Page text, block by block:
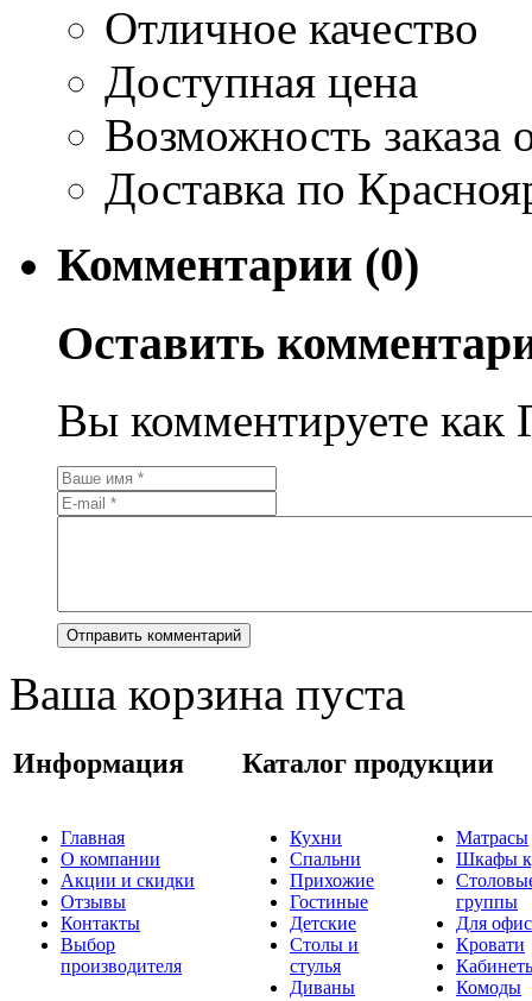
Отличное качество
Доступная цена
Возможность заказа
Доставка по
Комментарии (0)
Оставить
Вы комментируете как
Ваша корзина пуста
Информация Каталог продукции
Главная
О компании
Акции и скидки
Отзывы
Контакты
Выбор
производителя
Кухни
Спальни
Прихожие
Гостиные
Детские
Столы и
стулья
Диваны
Матрасы
Шкафы
группы
Для
Кровати
Комоды